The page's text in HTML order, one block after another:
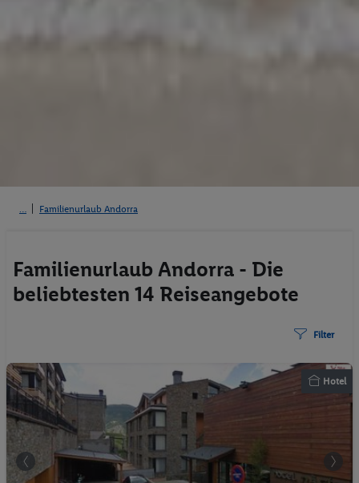
Familienurlaub Andorra
Familienurlaub Andorra - Die
beliebtesten 14 Reiseangebote
Filter
Hotel